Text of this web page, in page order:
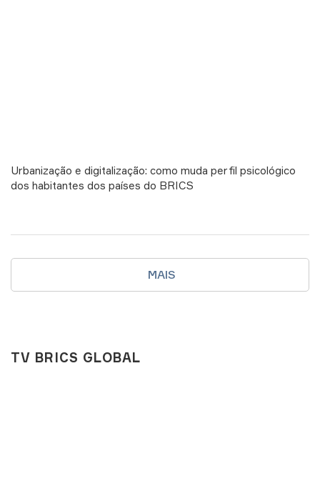
TV BRICS GLOBAL
Urbanização e digitalização: como muda perfil psicológico
dos habitantes dos países do BRICS
MAIS